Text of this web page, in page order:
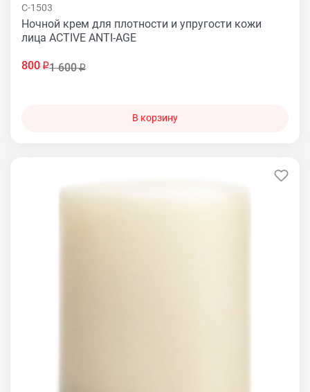
C-1503
Ночной крем для плотности и упругости кожи
лица ACTIVE ANTI-AGE
800 1 600
В корзину